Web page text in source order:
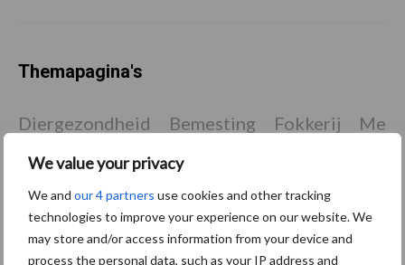
We value your privacy
We and our 4 partners use cookies and other tracking
technologies to improve your experience on our website. We
may store and/or access information from your device and
process the personal data, such as your IP address and
Themapagina's
Diergezondheid Bemesting Fokkerij
Derogatie Fosfaatrechten